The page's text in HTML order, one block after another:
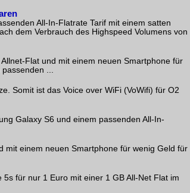
All-In-Flatrate Tarif mit einem satten
dem Verbrauch des Highspeed Volumens von
Flat und mit einem neuen Smartphone für
...
Somit ist das Voice over WiFi (VoWifi) für O2
Galaxy S6 und einem passenden All-In-
mit einem neuen Smartphone für wenig Geld für
für nur 1 Euro mit einer 1 GB All-Net Flat im